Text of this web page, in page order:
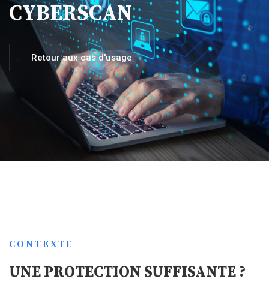
CYBERSCAN
Retour aux cas d'usage
CONTEXTE
UNE PROTECTION SUFFISANTE ?